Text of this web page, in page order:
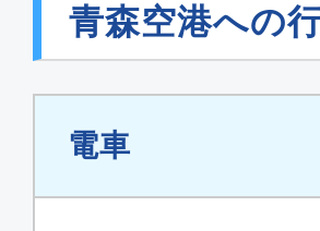
青森空港への
電車